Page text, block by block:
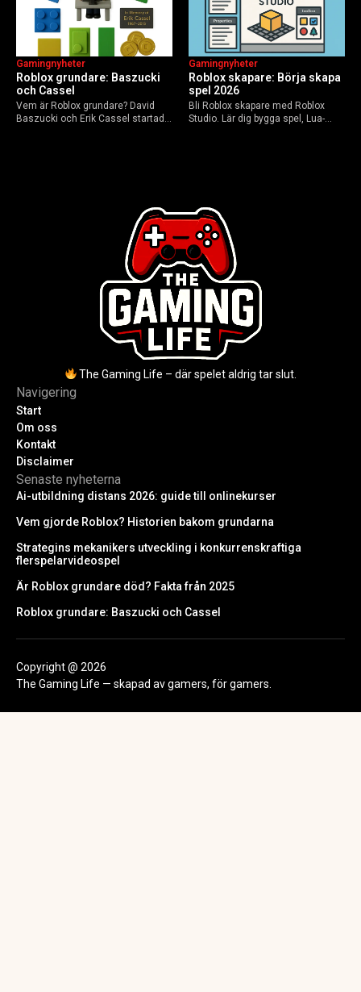
Roblox grundare: Baszucki
och Cassel
Gamingnyheter
Vem är Roblox grundare? David
Baszucki och Erik Cassel startade
Roblox skapare: Börja skapa
spel 2026
Gamingnyheter
Bli Roblox skapare med Roblox
Studio. Lär dig bygga spel, Lua-
The Gaming Life – där spelet aldrig tar slut.
Navigering
Start
Om oss
Kontakt
Disclaimer
Senaste nyheterna
Ai-utbildning distans 2026: guide till onlinekurser
Vem gjorde Roblox? Historien bakom grundarna
Strategins mekanikers utveckling i konkurrenskraftiga
flerspelarvideospel
Är Roblox grundare död? Fakta från 2025
Roblox grundare: Baszucki och Cassel
Copyright @ 2026
The Gaming Life — skapad av gamers, för gamers.